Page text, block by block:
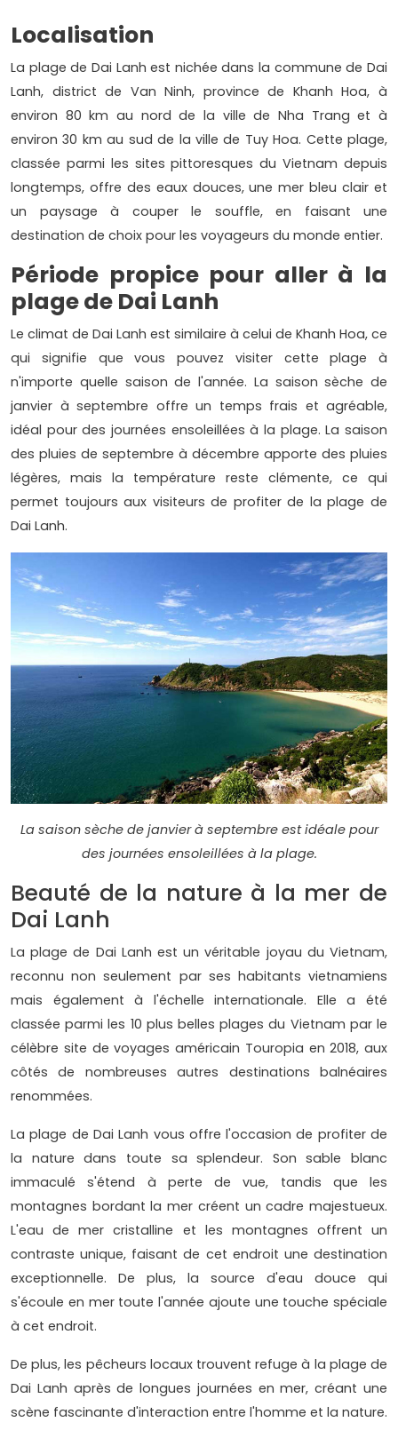
Localisation
La plage de Dai Lanh est nichée dans la commune de Dai
Lanh, district de Van Ninh, province de Khanh Hoa, à
environ 80 km au nord de la ville de Nha Trang et à
environ 30 km au sud de la ville de Tuy Hoa. Cette plage,
classée parmi les sites pittoresques du Vietnam depuis
longtemps, offre des eaux douces, une mer bleu clair et
un paysage à couper le souffle, en faisant une
destination de choix pour les voyageurs du monde entier.
Période propice pour aller à la
plage de Dai Lanh
Le climat de Dai Lanh est similaire à celui de Khanh Hoa, ce
qui signifie que vous pouvez visiter cette plage à
n'importe quelle saison de l'année. La saison sèche de
janvier à septembre offre un temps frais et agréable,
idéal pour des journées ensoleillées à la plage. La saison
des pluies de septembre à décembre apporte des pluies
légères, mais la température reste clémente, ce qui
permet toujours aux visiteurs de profiter de la plage de
Dai Lanh.
La saison sèche de janvier à septembre est idéale pour
des journées ensoleillées à la plage.
Beauté de la nature à la mer de
Dai Lanh
La plage de Dai Lanh est un véritable joyau du Vietnam,
reconnu non seulement par ses habitants vietnamiens
mais également à l'échelle internationale. Elle a été
classée parmi les 10 plus belles plages du Vietnam par le
célèbre site de voyages américain Touropia en 2018, aux
côtés de nombreuses autres destinations balnéaires
renommées.
La plage de Dai Lanh vous offre l'occasion de profiter de
la nature dans toute sa splendeur. Son sable blanc
immaculé s'étend à perte de vue, tandis que les
montagnes bordant la mer créent un cadre majestueux.
L'eau de mer cristalline et les montagnes offrent un
contraste unique, faisant de cet endroit une destination
exceptionnelle. De plus, la source d'eau douce qui
s'écoule en mer toute l'année ajoute une touche spéciale
à cet endroit.
De plus, les pêcheurs locaux trouvent refuge à la plage de
Dai Lanh après de longues journées en mer, créant une
scène fascinante d'interaction entre l'homme et la nature.